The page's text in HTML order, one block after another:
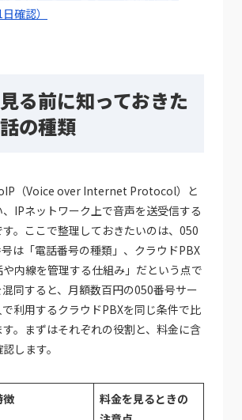
確認）
る前に知っておきた
の種類
（Voice over Internet Protocol）と
IPネットワーク上で音声を送受信する
。ここで整理しておきたいのは、050
は「電話番号の種類」、クラウドPBX
内線を管理する仕組み」だという点で
同すると、月額数百円の050番号サー
利用するクラウドPBXを同じ条件で比
。まずはそれぞれの役割と、料金に含
します。
徴
料金を見るときの